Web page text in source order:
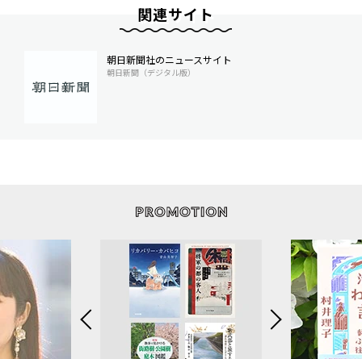
関連サイト
朝日新聞社のニュースサイト
朝日新聞（デジタル版）